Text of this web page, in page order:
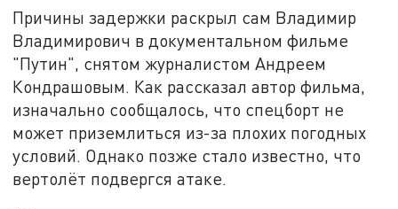
Причины задержки раскрыл сам Владимир
Владимирович в документальном фильме
"Путин", снятом журналистом Андреем
Кондрашовым. Как рассказал автор фильма,
изначально сообщалось, что спецборт не
может приземлиться из-за плохих погодных
условий. Однако позже стало известно, что
вертолёт подвергся атаке.